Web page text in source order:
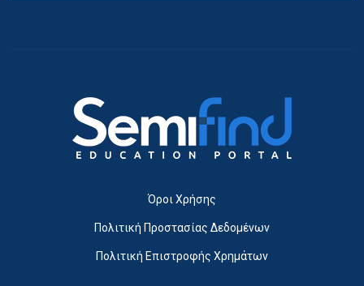
Όροι Χρήσης
Πολιτική Προστασίας Δεδομένων
Πολιτική Επιστροφής Χρημάτων